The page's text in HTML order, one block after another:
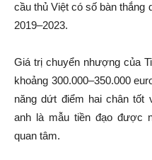
cầu thủ Việt có số bàn thắng
2019–2023.
Giá trị chuyển nhượng của
khoảng 300.000–350.000
năng dứt điểm hai chân tốt
anh là mẫu tiền đạo được
quan tâm.